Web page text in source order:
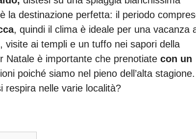
è la destinazione perfetta: il periodo
, quindi il clima è ideale per una vacanza
ai templi e un tuffo nei sapori della
Natale è importante che prenotiate con un
poiché siamo nel pieno dell’alta stagione.
respira nelle varie località?